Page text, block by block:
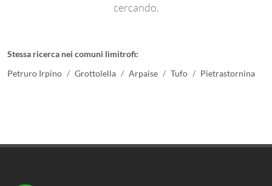
cercando.
Stessa ricerca nei comuni limitrofi:
Petruro Irpino
Grottolella Arpaise Tufo Pietrastornina